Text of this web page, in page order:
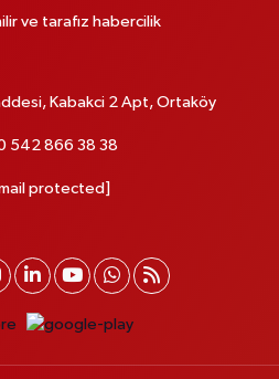
ve tarafız habercilik
Kabakci 2 Apt, Ortaköy
542 866 38 38
protected]